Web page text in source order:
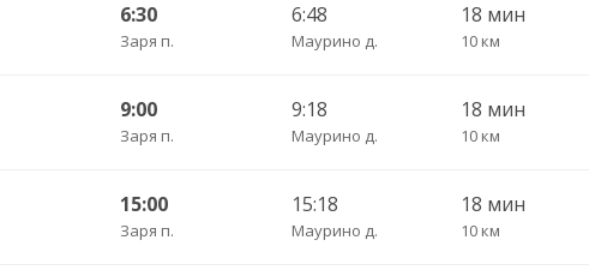
6:30
Заря п.
6:48
Маурино д.
18 мин
10 км
9:00
Заря п.
9:18
Маурино д.
18 мин
10 км
15:00
Заря п.
15:18
Маурино д.
18 мин
10 км